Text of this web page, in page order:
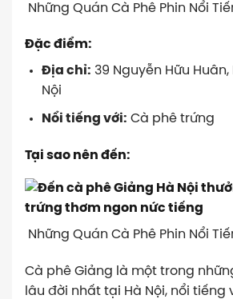
Những Quán Cà Phê Phin Nổi
Đặc điểm:
Địa chỉ: 39 Nguyễn Hữu Huân,
Nội
Nổi tiếng với: Cà phê trứng
Tại sao nên đến:
Những Quán Cà Phê Phin Nổi
Cà phê Giảng là một trong
lâu đời nhất tại Hà Nội, nổi tiếng